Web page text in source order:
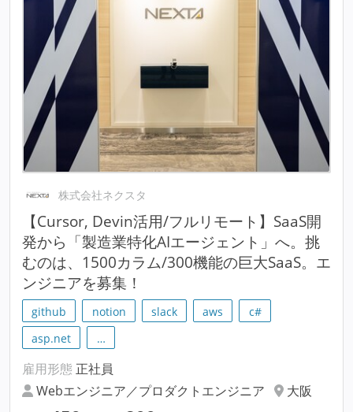
株式会社ネクスタ
【Cursor, Devin活用/フルリモート】SaaS開
発から「製造業特化AIエージェント」へ。挑
むのは、1500カラム/300機能の巨大SaaS。エ
ンジニアを募集！
github notion slack aws
c#
asp.net
…
雇用形態 正社員
Webエンジニア／プロダクトエンジニア
大阪